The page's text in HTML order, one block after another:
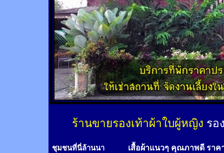
ร้านขายรองเท้าผ้าใบผู้หญิง รอ
ชุมชนที่นี่ล้านนา เสื้อผ้าแนวๆ คุณภาพดี ราค